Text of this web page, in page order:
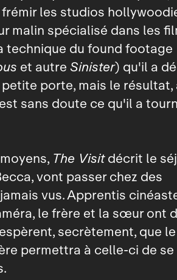
les studios
malin spécialisé dans les
du found footage
et autre Sinister) qu'il a
porte, mais le résultat,
sans doute ce qu'il a
The Visitdécrit le
vont passer chez des
vus. Apprentis
le frère et la sœur ont
secrètement, que
permettra à celle-ci de se